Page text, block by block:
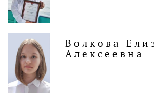
Волкова
Алексеевна